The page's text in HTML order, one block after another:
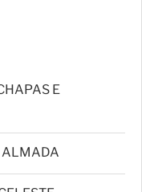
E
ALMADA